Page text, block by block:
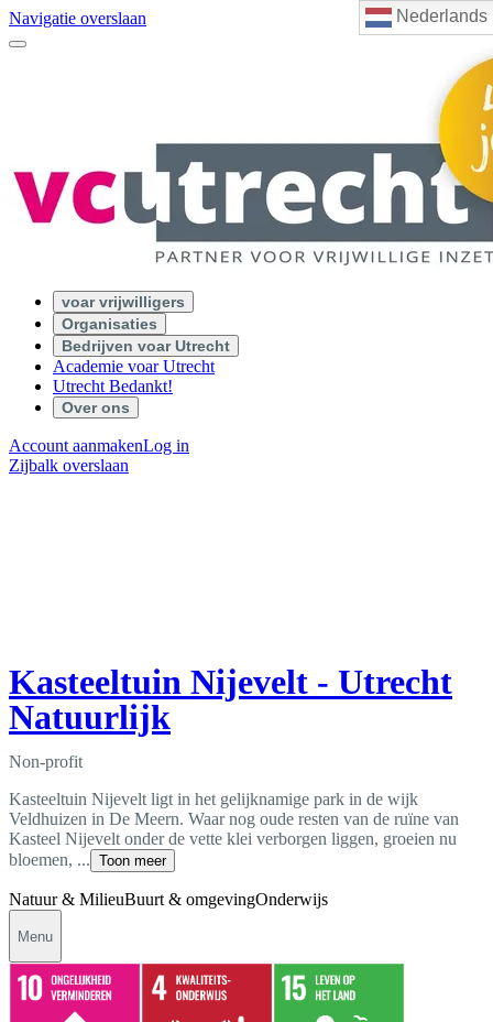
Nederlands
Navigatie overslaan
voar vrijwilligers
Organisaties
Bedrijven voar Utrecht
Academie voar Utrecht
Utrecht Bedankt!
Over ons
Account aanmakenLog in
Zijbalk overslaan
Kasteeltuin Nijevelt - Utrecht
Natuurlijk
Non-profit
Kasteeltuin Nijevelt ligt in het gelijknamige park in de wijk
Veldhuizen in De Meern. Waar nog oude resten van de ruïne van
Kasteel Nijevelt onder de vette klei verborgen liggen, groeien nu
bloemen, ... Toon meer
Natuur & MilieuBuurt & omgevingOnderwijs
Menu